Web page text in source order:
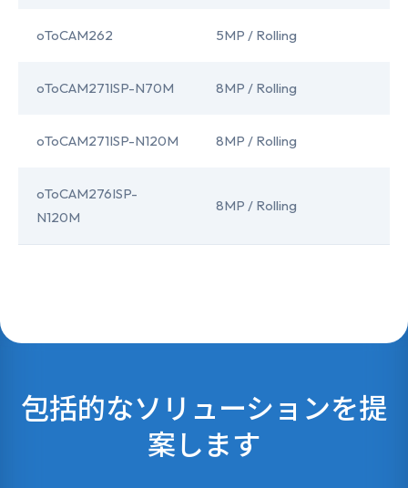
oToCAM262 5MP / Rolling
oToCAM271ISP-N70M 8MP / Rolling
oToCAM271ISP-N120M 8MP / Rolling
oToCAM276ISP-
N120M
8MP / Rolling
包括的なソリューションを提
案します